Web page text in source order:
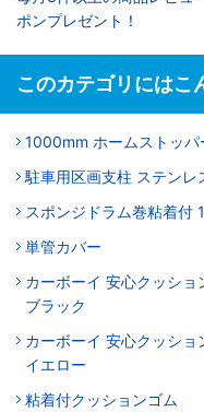
ポンプレゼント！
このカテゴリにはこ
1000mm ホームストッパ
駐車用区画支柱 ステンレ
スポンジドラム巻粘着付
単管カバー
カーボーイ 安心クッシ
ブラック
カーボーイ 安心クッシ
イエロー
粘着付クッションゴム